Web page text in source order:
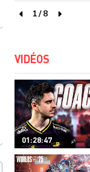
page précédente
1/8
page
VIDÉOS
01:28:47